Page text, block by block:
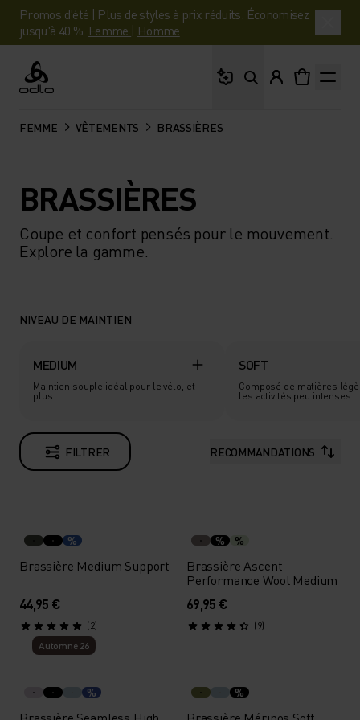
Promos d'été | Plus de styles à prix réduits. Économisez
jusqu'à 40 %. Femme | Homme
Odlo
FEMME VÊTEMENTS BRASSIÈRES
BRASSIÈRES
Coupe et confort pensés pour le mouvement.
Explore la gamme.
NIVEAU DE MAINTIEN
MEDIUM
Maintien souple idéal pour le vélo, et
plus.
SOFT
Composé de matières
les activités peu intenses.
FILTRER RECOMMANDATIONS
%
Brassière Medium Support
44,95 €
(2)
% %
Brassière Ascent
Performance Wool Medium
69,95 €
(9)
Automne 26
% %